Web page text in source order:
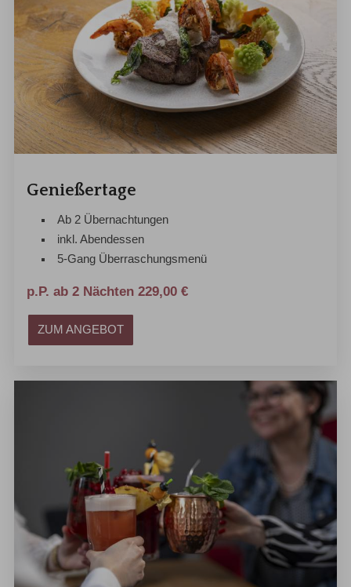
Genießertage
Ab 2 Übernachtungen
inkl. Abendessen
5-Gang Überraschungsmenü
p.P. ab 2 Nächten 229,00 €
ZUM ANGEBOT